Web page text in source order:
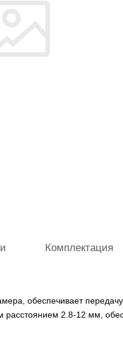
обеспечивает
2.8-12 мм,
Комплектация